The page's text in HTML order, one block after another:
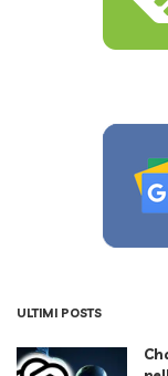
ULTIMI POSTS